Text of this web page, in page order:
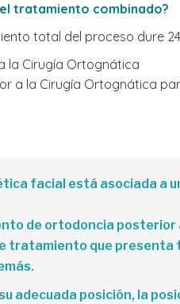
tratamiento combinado?
total del proceso dure
la Cirugía Ortognática
a la Cirugía Ortognática
facial está asociada a
de ortodoncia
tratamiento que presenta
adecuada posición, la